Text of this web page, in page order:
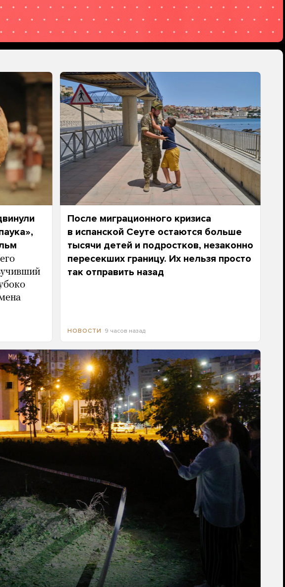
После миграционного кризиса
в испанской Сеуте остаются больше
тысячи детей и подростков, незаконно
пересекших границу. Их нельзя просто
так отправить назад
НОВОСТИ 9 часов назад